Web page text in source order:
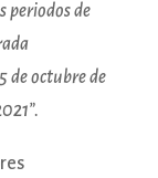
periodos de
de octubre de